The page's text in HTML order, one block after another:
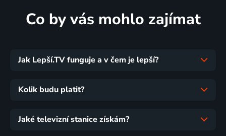
Co by vás mohlo zajímat
Jak Lepší.TV funguje a v čem je lepší?
Kolik budu platit?
Jaké televizní stanice získám?